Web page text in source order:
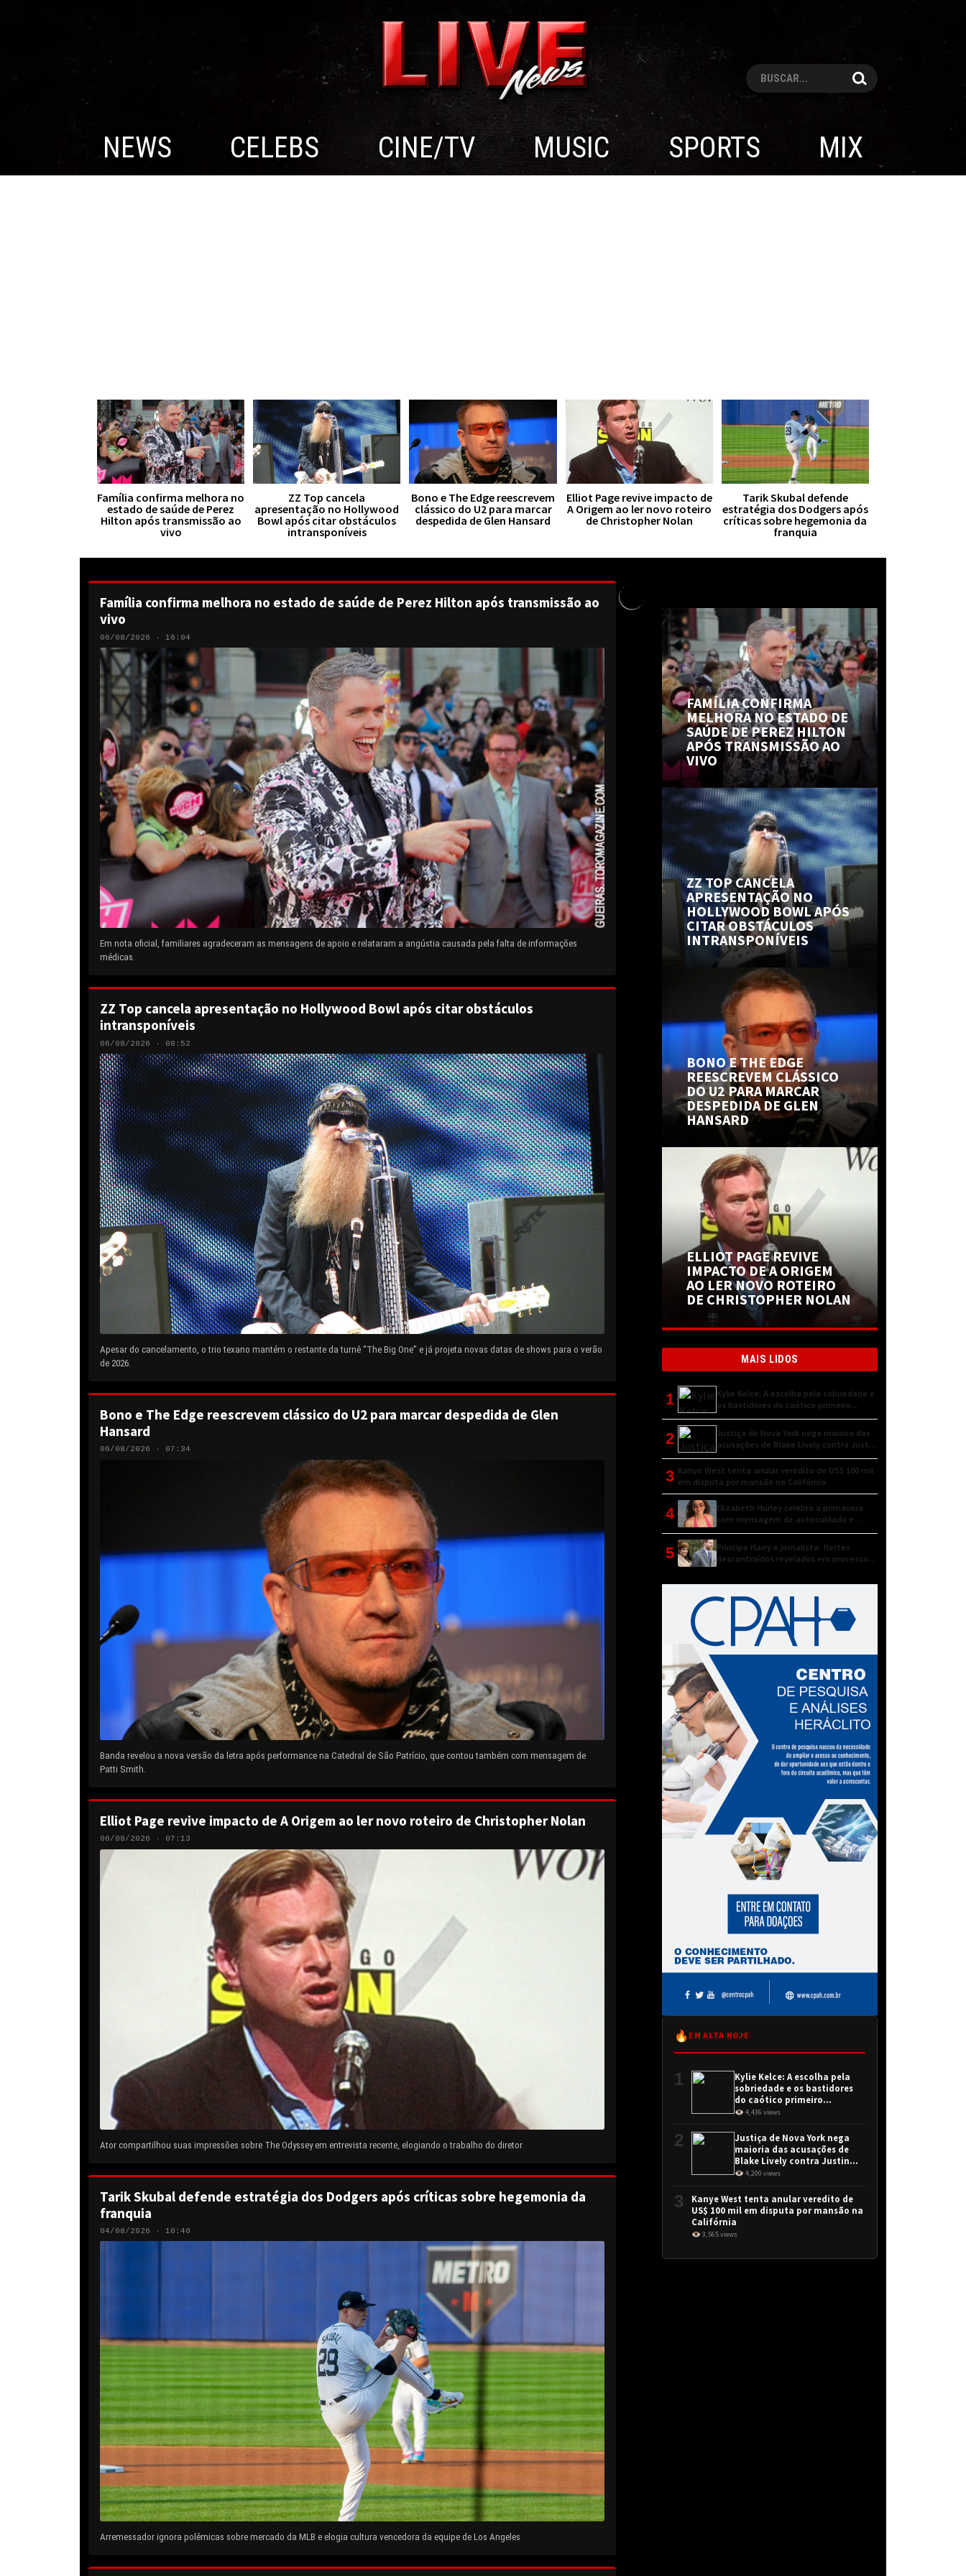
Pesquisar
NEWS CELEBS CINE/TV MUSIC SPORTS MIX
Família confirma melhora no
estado de saúde de Perez
Hilton após transmissão ao
vivo
ZZ Top cancela
apresentação no Hollywood
Bowl após citar obstáculos
intransponíveis
Bono e The Edge reescrevem
clássico do U2 para marcar
despedida de Glen Hansard
Elliot Page revive impacto de
A Origem ao ler novo roteiro
de Christopher Nolan
Tarik Skubal defende
estratégia dos Dodgers após
críticas sobre hegemonia da
franquia
Família confirma melhora no estado de saúde de Perez Hilton após transmissão ao
vivo
06/08/2026 · 16:04
Em nota oficial, familiares agradeceram as mensagens de apoio e relataram a angústia causada pela falta de informações
médicas.
ZZ Top cancela apresentação no Hollywood Bowl após citar obstáculos
intransponíveis
06/08/2026 · 08:52
Apesar do cancelamento, o trio texano mantém o restante da turnê “The Big One” e já projeta novas datas de shows para o verão
de 2026.
Bono e The Edge reescrevem clássico do U2 para marcar despedida de Glen
Hansard
06/08/2026 · 07:34
Banda revelou a nova versão da letra após performance na Catedral de São Patrício, que contou também com mensagem de
Patti Smith.
Elliot Page revive impacto de A Origem ao ler novo roteiro de Christopher Nolan
06/08/2026 · 07:13
Ator compartilhou suas impressões sobre The Odyssey em entrevista recente, elogiando o trabalho do diretor
Tarik Skubal defende estratégia dos Dodgers após críticas sobre hegemonia da
franquia
04/08/2026 · 10:40
Arremessador ignora polêmicas sobre mercado da MLB e elogia cultura vencedora da equipe de Los Angeles
FAMÍLIA CONFIRMA
MELHORA NO ESTADO DE
SAÚDE DE PEREZ HILTON
APÓS TRANSMISSÃO AO
VIVO
ZZ TOP CANCELA
APRESENTAÇÃO NO
HOLLYWOOD BOWL APÓS
CITAR OBSTÁCULOS
INTRANSPONÍVEIS
BONO E THE EDGE
REESCREVEM CLÁSSICO
DO U2 PARA MARCAR
DESPEDIDA DE GLEN
HANSARD
ELLIOT PAGE REVIVE
IMPACTO DE A ORIGEM
AO LER NOVO ROTEIRO
DE CHRISTOPHER NOLAN
MAIS LIDOS
1
Kylie Kelce: A escolha pela sobriedade e
os bastidores do caótico primeiro
encontro
2
Justiça de Nova York nega maioria das
acusações de Blake Lively contra Justin
Baldoni
3 Kanye West tenta anular veredito de US$ 100 mil
em disputa por mansão na Califórnia
4
Elizabeth Hurley celebra a primavera
com mensagem de autocuidado e
conexão natural
5
Príncipe Harry e jornalista: flertes
descontraídos revelados em processo
🔥 EM ALTA HOJE
1
Kylie Kelce: A escolha pela
sobriedade e os bastidores
do caótico primeiro
encontro
👁 4,436 views
2
Justiça de Nova York nega
maioria das acusações de
Blake Lively contra Justin
Baldoni
👁 4,200 views
3
Kanye West tenta anular veredito de
US$ 100 mil em disputa por mansão na
Califórnia
👁 3,565 views